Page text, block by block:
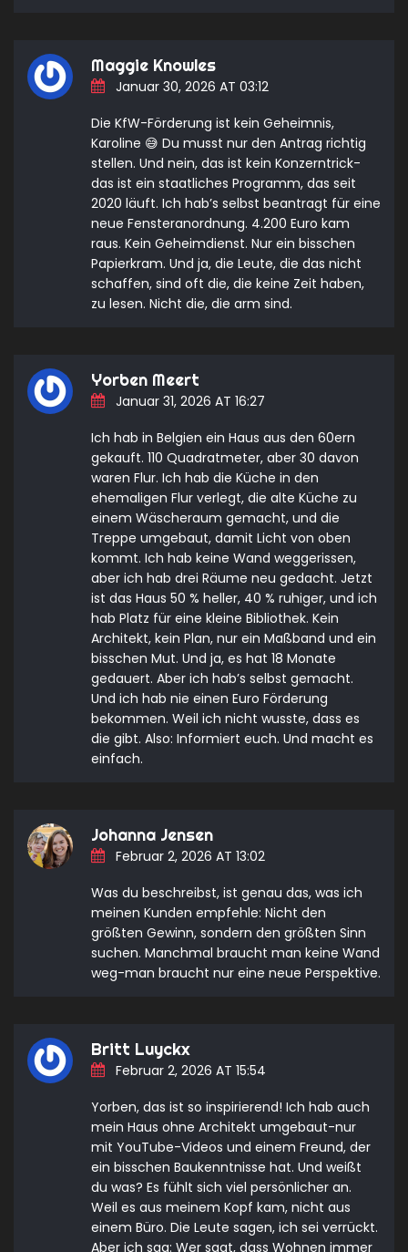
Maggie Knowles
Januar 30, 2026 AT 03:12
Die KfW-Förderung ist kein Geheimnis,
Karoline 😅 Du musst nur den Antrag richtig
stellen. Und nein, das ist kein Konzerntrick-
das ist ein staatliches Programm, das seit
2020 läuft. Ich hab’s selbst beantragt für eine
neue Fensteranordnung. 4.200 Euro kam
raus. Kein Geheimdienst. Nur ein bisschen
Papierkram. Und ja, die Leute, die das nicht
schaffen, sind oft die, die keine Zeit haben,
zu lesen. Nicht die, die arm sind.
Yorben Meert
Januar 31, 2026 AT 16:27
Ich hab in Belgien ein Haus aus den 60ern
gekauft. 110 Quadratmeter, aber 30 davon
waren Flur. Ich hab die Küche in den
ehemaligen Flur verlegt, die alte Küche zu
einem Wäscheraum gemacht, und die
Treppe umgebaut, damit Licht von oben
kommt. Ich hab keine Wand weggerissen,
aber ich hab drei Räume neu gedacht. Jetzt
ist das Haus 50 % heller, 40 % ruhiger, und ich
hab Platz für eine kleine Bibliothek. Kein
Architekt, kein Plan, nur ein Maßband und ein
bisschen Mut. Und ja, es hat 18 Monate
gedauert. Aber ich hab’s selbst gemacht.
Und ich hab nie einen Euro Förderung
bekommen. Weil ich nicht wusste, dass es
die gibt. Also: Informiert euch. Und macht es
einfach.
Johanna Jensen
Februar 2, 2026 AT 13:02
Was du beschreibst, ist genau das, was ich
meinen Kunden empfehle: Nicht den
größten Gewinn, sondern den größten Sinn
suchen. Manchmal braucht man keine Wand
weg-man braucht nur eine neue Perspektive.
Britt Luyckx
Februar 2, 2026 AT 15:54
Yorben, das ist so inspirierend! Ich hab auch
mein Haus ohne Architekt umgebaut-nur
mit YouTube-Videos und einem Freund, der
ein bisschen Baukenntnisse hat. Und weißt
du was? Es fühlt sich viel persönlicher an.
Weil es aus meinem Kopf kam, nicht aus
einem Büro. Die Leute sagen, ich sei verrückt.
Aber ich sag: Wer sagt, dass Wohnen immer